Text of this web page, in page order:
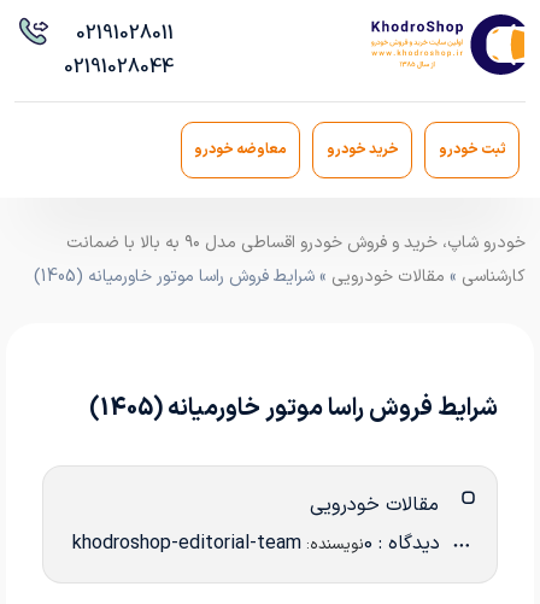
02191028011
02191028044
ثبت خودرو خرید خودرو معاوضه خودرو
خودرو شاپ، خرید و فروش خودرو اقساطی مدل ۹۰ به بالا با ضمانت
کارشناسی » مقالات خودرویی » شرایط فروش راسا موتور خاورمیانه (1405)
شرایط فروش راسا موتور خاورمیانه (1405)
مقالات خودرویی
دیدگاه : 0 نویسنده: khodroshop-editorial-team